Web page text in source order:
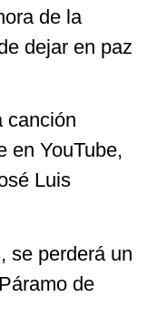
de la
dejar en paz
canción
en YouTube,
Luis
se perderá un
de